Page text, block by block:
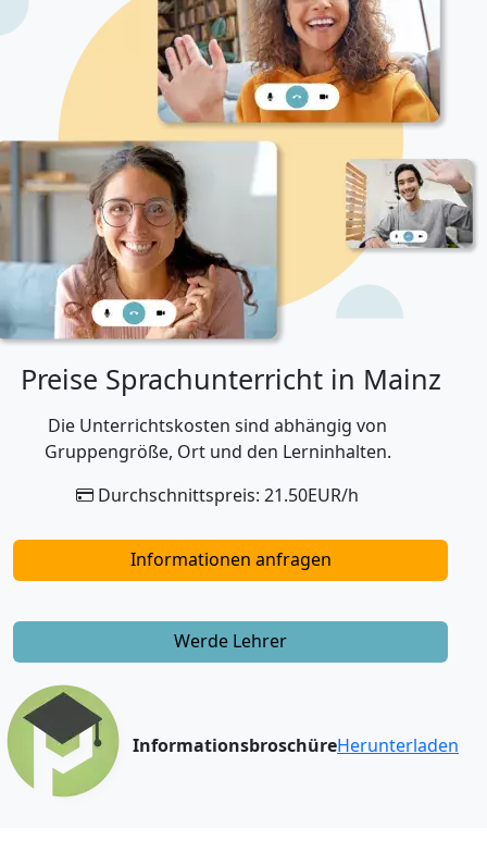
Preise Sprachunterricht in Mainz
Die Unterrichtskosten sind abhängig von
Gruppengröße, Ort und den Lerninhalten.
Durchschnittspreis: 21.50EUR/h
Informationen anfragen
Werde Lehrer
InformationsbroschüreHerunterladen